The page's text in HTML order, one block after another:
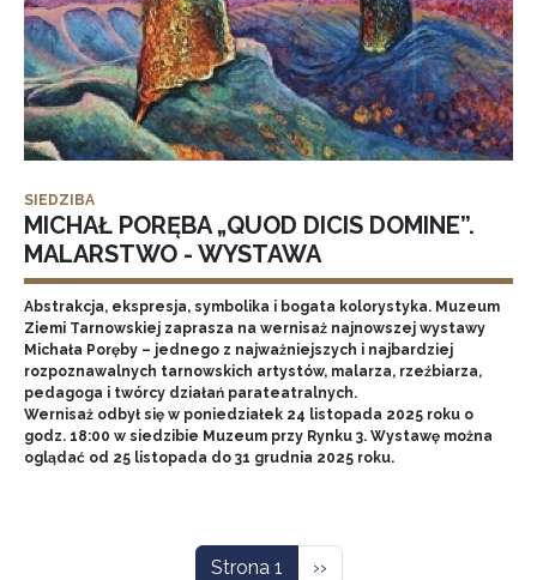
SIEDZIBA
MICHAŁ PORĘBA „QUOD DICIS DOMINE”.
MALARSTWO - WYSTAWA
Abstrakcja, ekspresja, symbolika i bogata kolorystyka. Muzeum
Ziemi Tarnowskiej zaprasza na wernisaż najnowszej wystawy
Michała Poręby – jednego z najważniejszych i najbardziej
rozpoznawalnych tarnowskich artystów, malarza, rzeźbiarza,
pedagoga i twórcy działań parateatralnych.
Wernisaż odbył się w poniedziałek 24 listopada 2025 roku o
godz. 18:00 w siedzibie Muzeum przy Rynku 3. Wystawę można
oglądać od 25 listopada do 31 grudnia 2025 roku.
Strona 1 Następna strona
››